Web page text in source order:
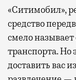
«Ситимобил»,
средство
смело
транспорта. Но
доставить вас